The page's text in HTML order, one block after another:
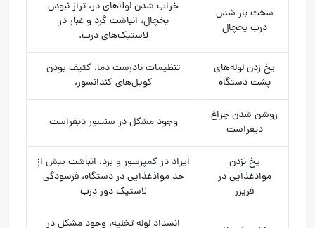
سخت باز شدن
درب یخچال
خراب شدن لولاهای در، تراز نبودن
یخچال، انباشت گرد و غبار در
لاستیک‌های درب.
یخ زدن لوله‌های
پشت دستگاه
تنظیمات نادرست دما، کثیف بودن
کویل‌های کندانسور،
روشن شدن چراغ
دیفراست
وجود مشکل در سنسور دیفراست
یخ نزدن
موادغذایی در
فریزر
ایراد در کمپرسور و برد، انباشت بیش از
حد مواذغذایی در دستگاه، فرسودگی
لاستیک دور درب
انسداد لوله تخلیه، وجود مشکل در